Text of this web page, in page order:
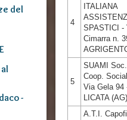
del
-
4
ITALIANA
SPASTICI -
Cimarra n.
5
SUAMI Soc.
Coop.
Via Gela 94
LICATA
A.T.I.